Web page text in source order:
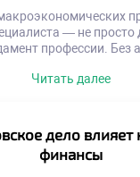
— не просто
профессии. Без
по
страны, в
напрямую определяют
Читать далее
дело
финансы